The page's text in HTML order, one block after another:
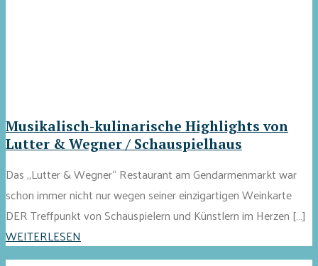
Musikalisch-kulinarische Highlights von
Lutter & Wegner / Schauspielhaus
Das „Lutter & Wegner“ Restaurant am Gendarmenmarkt war
schon immer nicht nur wegen seiner einzigartigen Weinkarte
DER Treffpunkt von Schauspielern und Künstlern im Herzen […]
WEITERLESEN